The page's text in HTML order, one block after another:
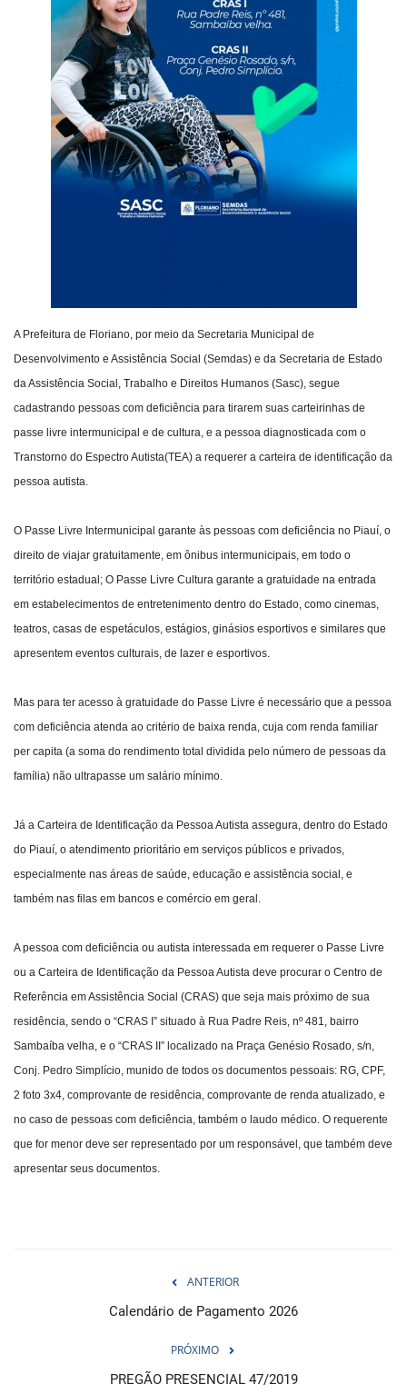
A Prefeitura de Floriano, por meio da Secretaria Municipal de
Desenvolvimento e Assistência Social (Semdas) e da Secretaria de Estado
da Assistência Social, Trabalho e Direitos Humanos (Sasc), segue
cadastrando pessoas com deficiência para tirarem suas carteirinhas de
passe livre intermunicipal e de cultura, e a pessoa diagnosticada com o
Transtorno do Espectro Autista(TEA) a requerer a carteira de identificação da
pessoa autista.
O Passe Livre Intermunicipal garante às pessoas com deficiência no Piauí, o
direito de viajar gratuitamente, em ônibus intermunicipais, em todo o
território estadual; O Passe Livre Cultura garante a gratuidade na entrada
em estabelecimentos de entretenimento dentro do Estado, como cinemas,
teatros, casas de espetáculos, estágios, ginásios esportivos e similares que
apresentem eventos culturais, de lazer e esportivos.
Mas para ter acesso à gratuidade do Passe Livre é necessário que a pessoa
com deficiência atenda ao critério de baixa renda, cuja com renda familiar
per capita (a soma do rendimento total dividida pelo número de pessoas da
família) não ultrapasse um salário mínimo.
Já a Carteira de Identificação da Pessoa Autista assegura, dentro do Estado
do Piauí, o atendimento prioritário em serviços públicos e privados,
especialmente nas áreas de saúde, educação e assistência social, e
também nas filas em bancos e comércio em geral.
A pessoa com deficiência ou autista interessada em requerer o Passe Livre
ou a Carteira de Identificação da Pessoa Autista deve procurar o Centro de
Referência em Assistência Social (CRAS) que seja mais próximo de sua
residência, sendo o “CRAS I” situado à Rua Padre Reis, nº 481, bairro
Sambaíba velha, e o “CRAS II” localizado na Praça Genésio Rosado, s/n,
Conj. Pedro Simplício, munido de todos os documentos pessoais: RG, CPF,
2 foto 3x4, comprovante de residência, comprovante de renda atualizado, e
no caso de pessoas com deficiência, também o laudo médico. O requerente
que for menor deve ser representado por um responsável, que também deve
apresentar seus documentos.
ANTERIOR
Calendário de Pagamento 2026
PRÓXIMO
PREGÃO PRESENCIAL 47/2019